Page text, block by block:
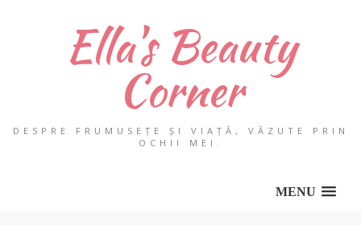
Ella's Beauty
Corner
DESPRE FRUMUSEȚE ȘI VIAȚĂ, VĂZUTE PRIN
OCHII MEI.
MENU